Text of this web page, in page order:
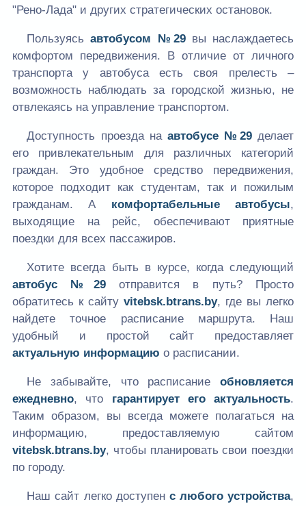
"Рено-Лада" и других стратегических остановок.
Пользуясьавтобусом №29вы наслаждаетесь
комфортом передвижения. В отличие от личного
транспорта у автобуса есть своя прелесть –
возможность наблюдать за городской жизнью, не
отвлекаясь на управление транспортом.
Доступность проезда наавтобусе №29делает
его привлекательным для различных категорий
граждан. Это удобное средство передвижения,
которое подходит как студентам, так и пожилым
гражданам. А комфортабельные автобусы,
выходящие на рейс, обеспечивают приятные
поездки для всех пассажиров.
Хотите всегда быть в курсе, когда следующий
автобус №29отправится в путь? Просто
обратитесь к сайту vitebsk.btrans.by, где вы легко
найдете точное расписание маршрута. Наш
удобный и простой сайт предоставляет
актуальную информацию о расписании.
Не забывайте, что расписание обновляется
ежедневно, что гарантирует его актуальность.
Таким образом, вы всегда можете полагаться на
информацию, предоставляемую сайтом
vitebsk.btrans.by, чтобы планировать свои поездки
по городу.
Наш сайт легко доступен с любого устройства,